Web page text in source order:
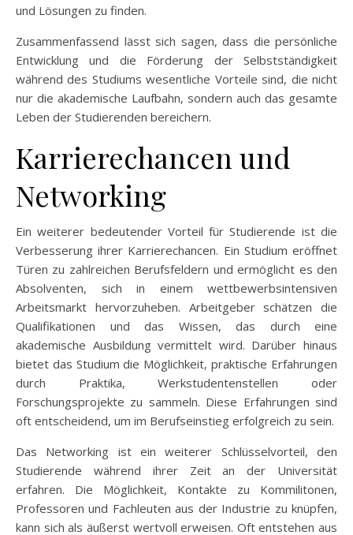
und Lösungen zu finden.
Zusammenfassend lässt sich sagen, dass die persönliche
Entwicklung und die Förderung der Selbstständigkeit
während des Studiums wesentliche Vorteile sind, die nicht
nur die akademische Laufbahn, sondern auch das gesamte
Leben der Studierenden bereichern.
Karrierechancen und
Networking
Ein weiterer bedeutender Vorteil für Studierende ist die
Verbesserung ihrer Karrierechancen. Ein Studium eröffnet
Türen zu zahlreichen Berufsfeldern und ermöglicht es den
Absolventen, sich in einem wettbewerbsintensiven
Arbeitsmarkt hervorzuheben. Arbeitgeber schätzen die
Qualifikationen und das Wissen, das durch eine
akademische Ausbildung vermittelt wird. Darüber hinaus
bietet das Studium die Möglichkeit, praktische Erfahrungen
durch Praktika, Werkstudentenstellen oder
Forschungsprojekte zu sammeln. Diese Erfahrungen sind
oft entscheidend, um im Berufseinstieg erfolgreich zu sein.
Das Networking ist ein weiterer Schlüsselvorteil, den
Studierende während ihrer Zeit an der Universität
erfahren. Die Möglichkeit, Kontakte zu Kommilitonen,
Professoren und Fachleuten aus der Industrie zu knüpfen,
kann sich als äußerst wertvoll erweisen. Oft entstehen aus